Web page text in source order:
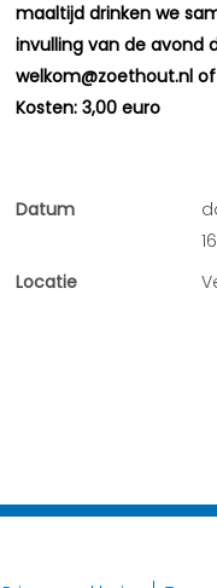
maaltijd drinken we
invulling van de avond
welkom@zoethout.nl of
Kosten: 3,00 euro
Datum
Locatie